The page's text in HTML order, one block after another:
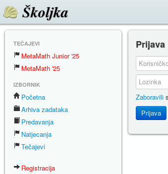
Školjka
TEČAJEVI
MetaMath Junior '25
MetaMath '25
IZBORNIK
Početna
Arhiva zadataka
Predavanja
Natjecanja
Tečajevi
Registracija
Prijava
Zaboravili
Prijava